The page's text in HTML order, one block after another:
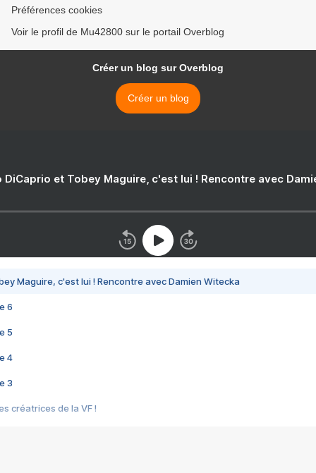
Préférences cookies
Voir le profil de Mu42800 sur le portail Overblog
Créer un blog sur Overblog
Créer un blog
DiCaprio et Tobey Maguire, c'est lui ! Rencontre avec
Maguire, c'est lui ! Rencontre avec Damien Witecka
6
5
4
3
créatrices de la VF !